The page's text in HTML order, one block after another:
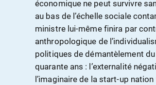
économique ne peut survivre
au bas de l’échelle sociale
ministre lui-même finira par
anthropologique de
politiques de démantèlement
quarante ans : l’externalité
l’imaginaire de la start-up